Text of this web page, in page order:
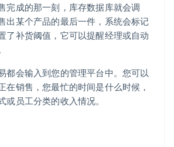
完成的那一刻，库存数据库就会调
出某个产品的最后一件，系统会标记
了补货阈值，它可以提醒经理或自动
都会输入到您的管理平台中。您可以
在销售，您最忙的时间是什么时候，
或员工分类的收入情况。